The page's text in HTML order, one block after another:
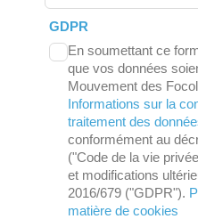
GDPR
En soumettant ce
que vos données
Mouvement des
Informations sur la
traitement des
conformément au
("Code de la vie
et modifications
2016/679 ("GDPR").
matière de cookies